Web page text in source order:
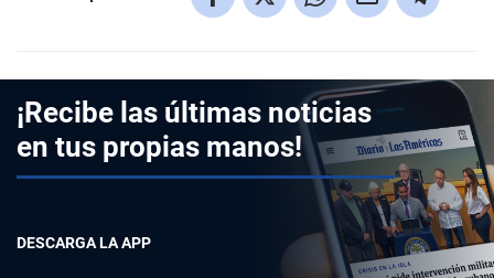
¡Recibe las últimas noticias
en tus propias manos!
DESCARGA LA APP